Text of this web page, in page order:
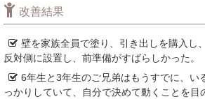
改善結果
壁を家族全員で塗り、引き出しを購入し
反対側に設置し、前準備がすばらしかった。
6年生と3年生のご兄弟はもうすでに、い
っかりしていて、自分で決めて動くことを目